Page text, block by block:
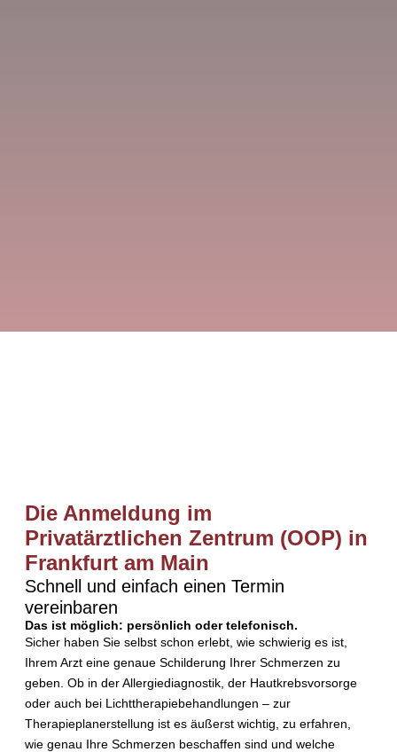
Die Anmeldung im
Privatärztlichen Zentrum (OOP) in
Frankfurt am Main
Schnell und einfach einen Termin
vereinbaren
Das ist möglich: persönlich oder telefonisch.
Sicher haben Sie selbst schon erlebt, wie schwierig es ist,
Ihrem Arzt eine genaue Schilderung Ihrer Schmerzen zu
geben. Ob in der Allergiediagnostik, der Hautkrebsvorsorge
oder auch bei Lichttherapiebehandlungen – zur
Therapieplanerstellung ist es äußerst wichtig, zu erfahren,
wie genau Ihre Schmerzen beschaffen sind und welche